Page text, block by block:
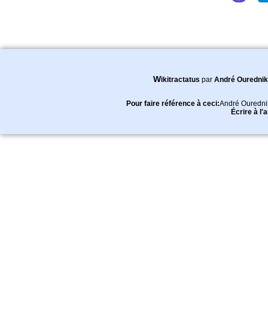
Wikitractatus par André Ourednik
Pour faire référence à ceci:André
Écrire à